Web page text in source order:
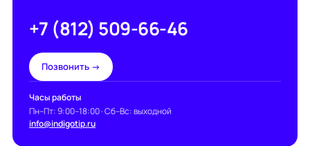
+7 (812) 509-66-46
Позвонить →
Часы работы
Пн–Пт: 9:00–18:00 · Сб–Вс: выходной
info@indigotip.ru